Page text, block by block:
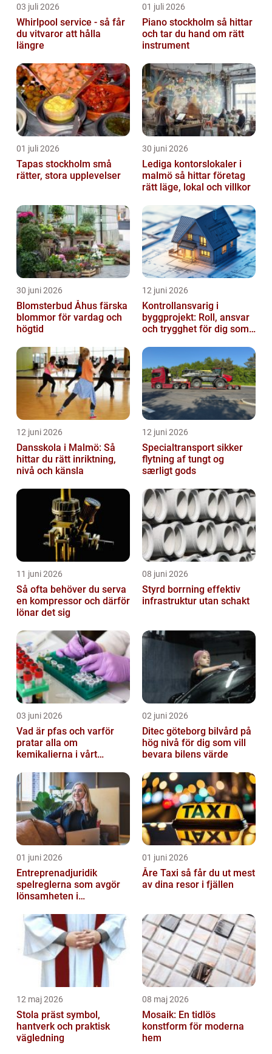
03 juli 2026
Whirlpool service - så får
du vitvaror att hålla
längre
01 juli 2026
Piano stockholm så hittar
och tar du hand om rätt
instrument
01 juli 2026
Tapas stockholm små
rätter, stora upplevelser
30 juni 2026
Lediga kontorslokaler i
malmö så hittar företag
rätt läge, lokal och villkor
30 juni 2026
Blomsterbud Åhus färska
blommor för vardag och
högtid
12 juni 2026
Kontrollansvarig i
byggprojekt: Roll, ansvar
och trygghet för dig som
12 juni 2026
Dansskola i Malmö: Så
hittar du rätt inriktning,
nivå och känsla
12 juni 2026
Specialtransport sikker
flytning af tungt og
særligt gods
11 juni 2026
Så ofta behöver du serva
en kompressor och därför
lönar det sig
08 juni 2026
Styrd borrning effektiv
infrastruktur utan schakt
03 juni 2026
Vad är pfas och varför
pratar alla om
kemikalierna i vårt
02 juni 2026
Ditec göteborg bilvård på
hög nivå för dig som vill
bevara bilens värde
01 juni 2026
Entreprenadjuridik
spelreglerna som avgör
lönsamheten i
01 juni 2026
Åre Taxi så får du ut mest
av dina resor i fjällen
12 maj 2026
Stola präst symbol,
hantverk och praktisk
vägledning
08 maj 2026
Mosaik: En tidlös
konstform för moderna
hem